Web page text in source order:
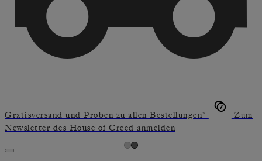
Gratisversand und Proben zu allen Bestellungen*
Zum
Newsletter des House of Creed anmelden